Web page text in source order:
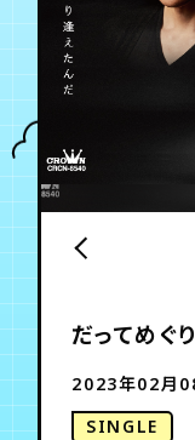
年
チケット
TICKET
月会員制フ
だってめぐ
2023年02月
SINGLE